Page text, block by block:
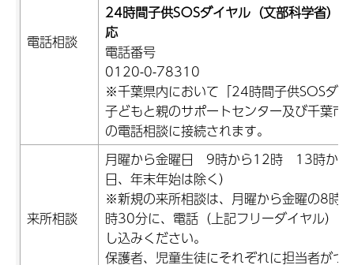
電話相談
24時間子供SОSダイヤル（文部科学省）
応
電話番号
0120-0-78310
※千葉県内において「24時間子供SOSダ
子どもと親のサポートセンター及び千葉市
の電話相談に接続されます。
来所相談
月曜から金曜日 9時から12時 13時から
日、年末年始は除く）
※新規の来所相談は、月曜から金曜の8時
時30分に、電話（上記フリーダイヤル）
し込みください。
保護者、児童生徒にそれぞれに担当者がつ